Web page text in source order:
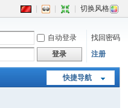
切换风格
自动登录
找回密码
登录 注册
快捷导航